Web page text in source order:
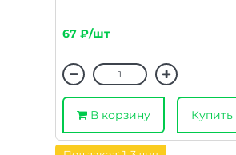
67 ₽/шт
В корзину Купить